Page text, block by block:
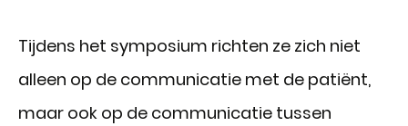
Tijdens het symposium richten ze zich niet
alleen op de communicatie met de patiënt,
maar ook op de communicatie tussen